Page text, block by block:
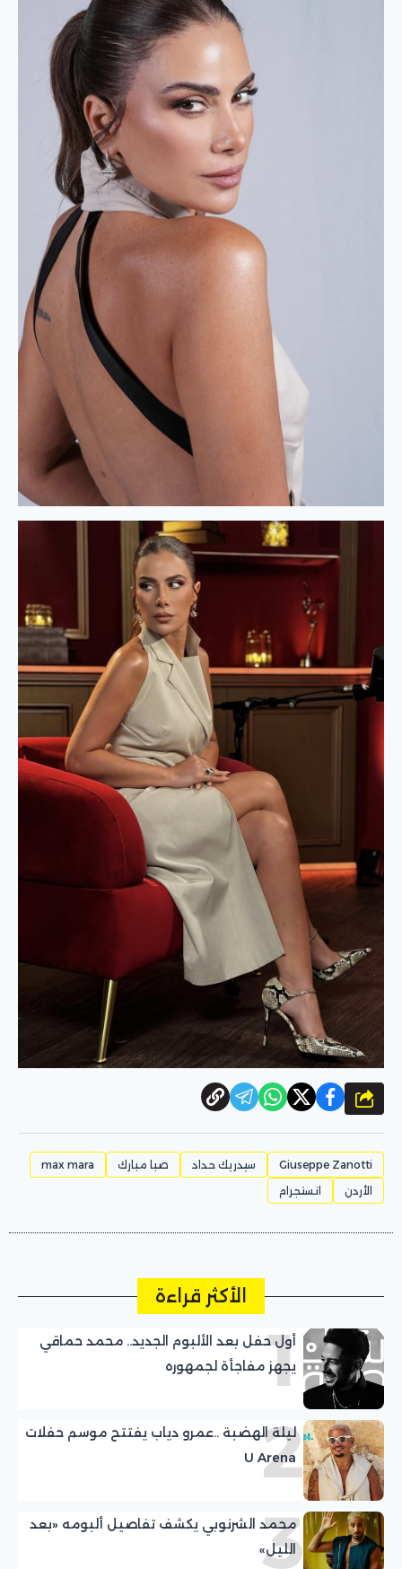
شارك
Giuseppe Zanotti سيدريك حداد صبا مبارك
max mara
الأردن
انستجرام
الأكثر قراءة
1
أول حفل بعد الألبوم الجديد.. محمد حماقي
يجهز مفاجأة لجمهوره
2
ليلة الهضبة ..عمرو دياب يفتتح موسم حفلات
U Arena
3
محمد الشرنوبي يكشف تفاصيل ألبومه «بعد
الليل»